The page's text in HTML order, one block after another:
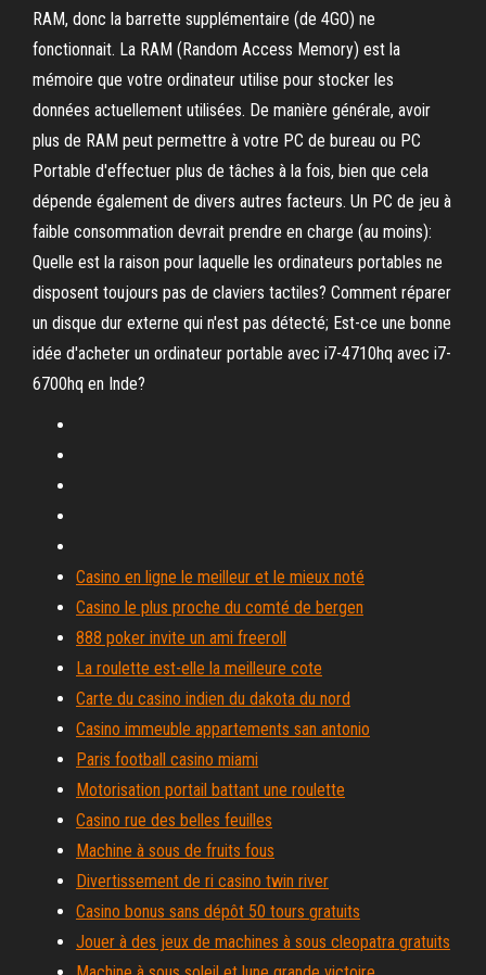
RAM, donc la barrette supplémentaire (de 4GO) ne
fonctionnait. La RAM (Random Access Memory) est la
mémoire que votre ordinateur utilise pour stocker les
données actuellement utilisées. De manière générale, avoir
plus de RAM peut permettre à votre PC de bureau ou PC
Portable d'effectuer plus de tâches à la fois, bien que cela
dépende également de divers autres facteurs. Un PC de jeu à
faible consommation devrait prendre en charge (au moins):
Quelle est la raison pour laquelle les ordinateurs portables ne
disposent toujours pas de claviers tactiles? Comment réparer
un disque dur externe qui n'est pas détecté; Est-ce une bonne
idée d'acheter un ordinateur portable avec i7-4710hq avec i7-
6700hq en Inde?
Casino en ligne le meilleur et le mieux noté
Casino le plus proche du comté de bergen
888 poker invite un ami freeroll
La roulette est-elle la meilleure cote
Carte du casino indien du dakota du nord
Casino immeuble appartements san antonio
Paris football casino miami
Motorisation portail battant une roulette
Casino rue des belles feuilles
Machine à sous de fruits fous
Divertissement de ri casino twin river
Casino bonus sans dépôt 50 tours gratuits
Jouer à des jeux de machines à sous cleopatra gratuits